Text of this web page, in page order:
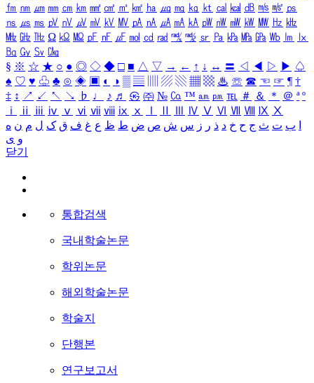
㎙ ㎚ ㎛ ㎜ ㎝ ㎞ ㎟ ㎠ ㎡ ㎢ ㏊ ㎍ ㎎ ㎏ ㏏ ㎈ ㎉ ㏈ ㎧ ㎨ ㎰
㎱ ㎲ ㎳ ㎴ ㎵ ㎶ ㎷ ㎸ ㎹ ㎀ ㎁ ㎂ ㎃ ㎄ ㎺ ㎻ ㎽ ㎾ ㎿ ㎐ ㎑
㎒ ㎓ ㎔ Ω ㏀ ㏁ ㎊ ㎋ ㎌ ㏖ ㏅ ㎭ ㎮ ㎯ ㏛ ㎩ ㎪ ㎫ ㎬ ㏝ ㏐
㏓
㏃ ㏉ ㏜ ㏆
§ ※ ☆ ★ ○ ● ◎ ◇ ◆ □ ■ △ ▽ → ← ↑ ↓ ↔ 〓 ◁ ◀ ▷ ▶ ♤
♠ ♡ ♥ ♧ ♣ ⊙ ◈ ▣ ◐ ◑ ▒ ▤ ▨ ▧ ▦ ▩ ♨ ☏ ☎ ☜ ☞ ¶ †
‡ ↕ ↗ ↙ ↖ ↘ ♭ ♩ ♪ ♬ ㉿ ㈜ № ㏇ ™ ㏂ ㏘ ℡ ＃ ＆ ＊ ＠ ª º
ⅰ
ⅱ ⅲ ⅳ ⅴ ⅵ ⅶ ⅷ ⅸ ⅹ Ⅳ Ⅴ Ⅵ Ⅶ Ⅷ Ⅸ Ⅹ
ب ت ث ج ح خ د ذ ر ز س ش ص ض ط ظ ع غ ف ق ک ل م ن ه
و ی
닫기
통합검색
국내학술논문
학위논문
해외학술논문
학술지
단행본
연구보고서